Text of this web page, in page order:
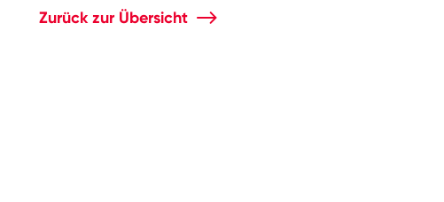
Zurück zur Übersicht